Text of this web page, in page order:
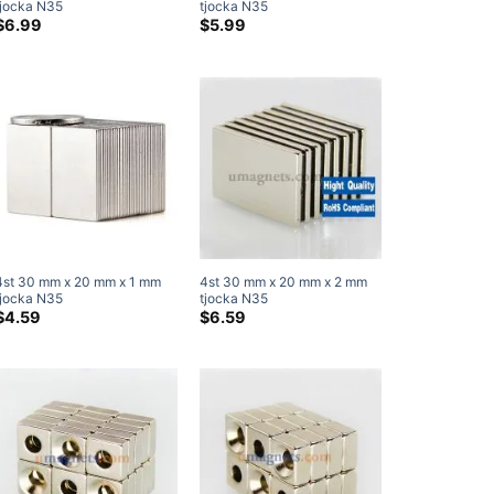
N35
6.99
tjocka N35
neodymblockmagneter
$5.99
30 mm x 20 mm x 1 mm
N35
Superstarka magneter
4.59
4st 30 mm x 20 mm x 2 mm
tjocka N35
neodymblockmagneter
Superstarka magneter
$6.59